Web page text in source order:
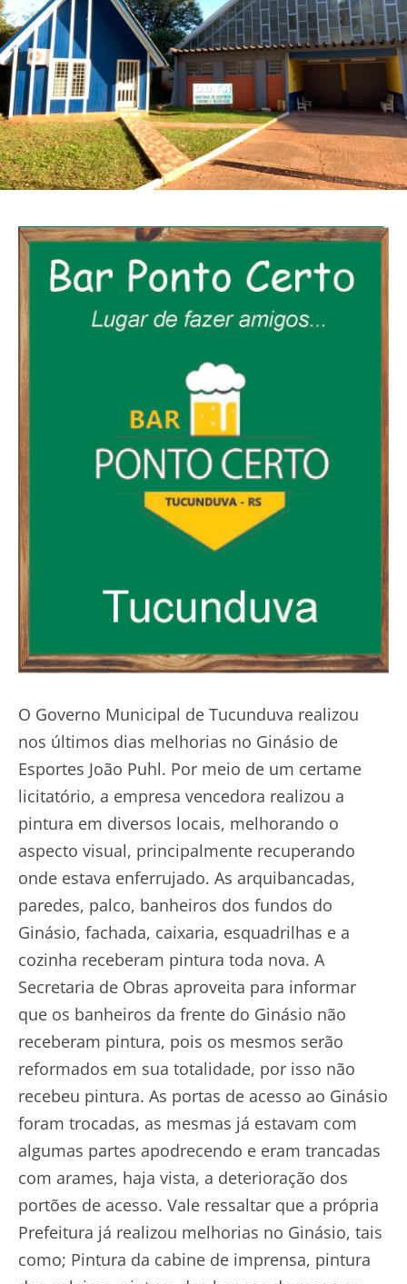
O Governo Municipal de Tucunduva realizou
nos últimos dias melhorias no Ginásio de
Esportes João Puhl. Por meio de um certame
licitatório, a empresa vencedora realizou a
pintura em diversos locais, melhorando o
aspecto visual, principalmente recuperando
onde estava enferrujado. As arquibancadas,
paredes, palco, banheiros dos fundos do
Ginásio, fachada, caixaria, esquadrilhas e a
cozinha receberam pintura toda nova. A
Secretaria de Obras aproveita para informar
que os banheiros da frente do Ginásio não
receberam pintura, pois os mesmos serão
reformados em sua totalidade, por isso não
recebeu pintura. As portas de acesso ao Ginásio
foram trocadas, as mesmas já estavam com
algumas partes apodrecendo e eram trancadas
com arames, haja vista, a deterioração dos
portões de acesso. Vale ressaltar que a própria
Prefeitura já realizou melhorias no Ginásio, tais
como; Pintura da cabine de imprensa, pintura